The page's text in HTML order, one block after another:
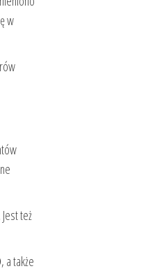
w
. Jest też
, a także